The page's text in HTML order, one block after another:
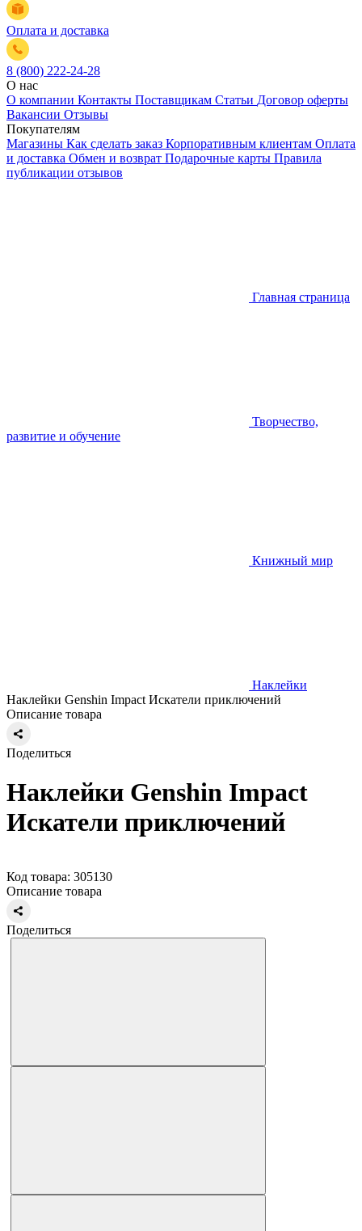
Оплата и доставка
8 (800) 222-24-28
О нас
О компании Контакты Поставщикам Статьи Договор оферты
Вакансии Отзывы
Покупателям
Магазины Как сделать заказ Корпоративным клиентам Оплата
и доставка Обмен и возврат Подарочные карты Правила
публикации отзывов
Главная страница
Творчество,
развитие и обучение
Книжный мир
Наклейки
Наклейки Genshin Impact Искатели приключений
Описание товара
Поделиться
Наклейки Genshin Impact
Искатели приключений
Код товара: 305130
Описание товара
Поделиться